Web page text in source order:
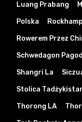
Luang Prabang
Polska
Rowerem Przez
Schwedagon
Shangri La
Stolica
Thorong LA